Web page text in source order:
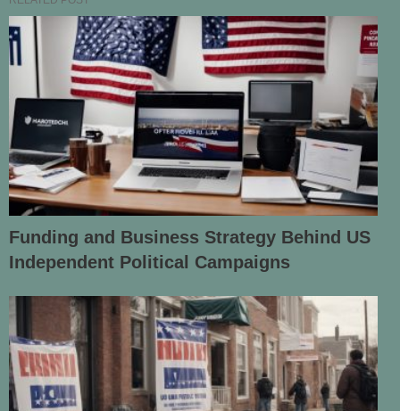
Funding and Business Strategy Behind US
Independent Political Campaigns